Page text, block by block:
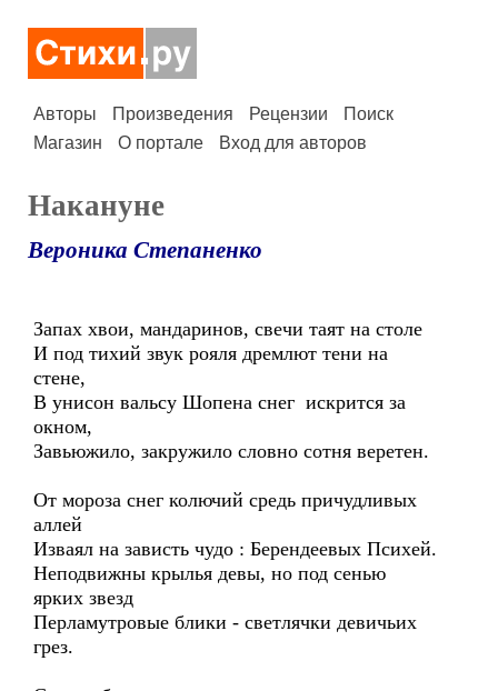
Авторы Произведения Рецензии
Поиск
Магазин
О портале Вход для авторов
Накануне
Вероника Степаненко
Запах хвои, мандаринов, свечи таят на столе
И под тихий звук рояля дремлют тени на
стене,
В унисон вальсу Шопена снег искрится за
окном,
Завьюжило, закружило словно сотня веретен.
От мороза снег колючий средь причудливых
аллей
Изваял на зависть чудо : Берендеевых Психей.
Неподвижны крылья девы, но под сенью
ярких звезд
Перламутровые блики - светлячки девичьих
грез.